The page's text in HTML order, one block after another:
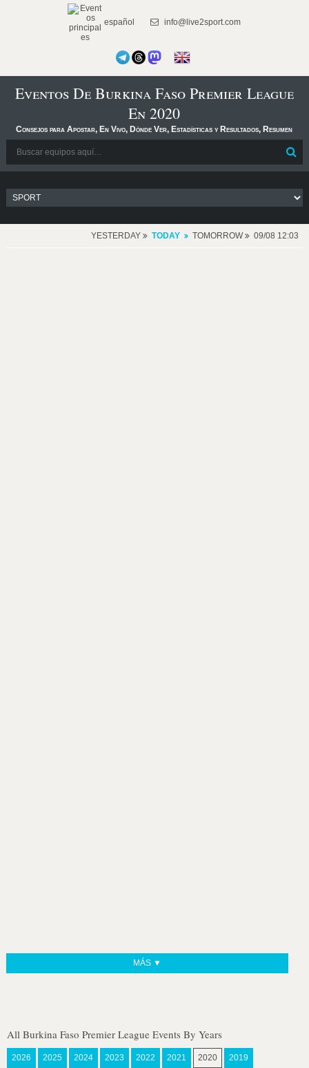
español info@live2sport.com
Eventos De Burkina Faso Premier League
En 2020
Consejos para Apostar, En Vivo, Dónde Ver, Estadísticas y Resultados, Resumen
YESTERDAY TODAY TOMORROW 09/08 12:03
MÁS ▼
All Burkina Faso Premier League Events By Years
2026 2025 2024 2023 2022 2021 2020 2019